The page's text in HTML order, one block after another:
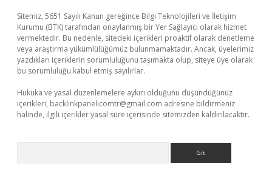
Sitemiz, 5651 Sayılı Kanun gereğince Bilgi Teknolojileri ve İletişim
Kurumu (BTK) tarafından onaylanmış bir Yer Sağlayıcı olarak hizmet
vermektedir. Bu nedenle, sitedeki içerikleri proaktif olarak denetleme
veya araştırma yükümlülüğümüz bulunmamaktadır. Ancak, üyelerimiz
yazdıkları içeriklerin sorumluluğunu taşımakta olup, siteye üye olarak
bu sorumluluğu kabul etmiş sayılırlar.
Hukuka ve yasal düzenlemelere aykırı olduğunu düşündüğünüz
içerikleri, backlinkpanelicomtr@gmail.com adresine bildirmeniz
halinde, ilgili içerikler yasal süre içerisinde sitemizden kaldırılacaktır.